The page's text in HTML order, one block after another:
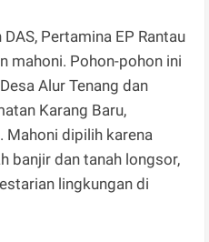
Pertamina EP Rantau
mahoni. Pohon-pohon ini
Alur Tenang dan
Karang Baru,
Mahoni dipilih karena
banjir dan tanah longsor,
lingkungan di